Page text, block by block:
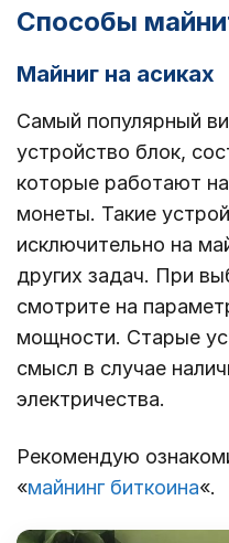
Способы
Майниг на асиках
Самый популярный
устройство блок,
которые работают
монеты. Такие
исключительно на
других задач. При
смотрите на
мощности. Старые
смысл в случае
электричества.
Рекомендую
«майнинг биткоина«.